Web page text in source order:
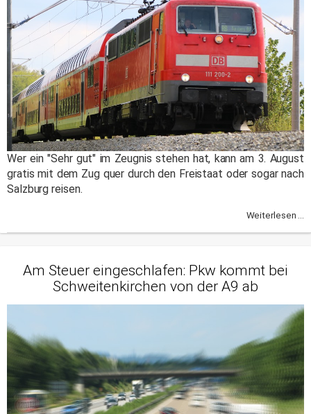
Wer ein "Sehr gut" im Zeugnis stehen hat, kann am 3. August
gratis mit dem Zug quer durch den Freistaat oder sogar nach
Salzburg reisen.
Weiterlesen ...
Am Steuer eingeschlafen: Pkw kommt bei
Schweitenkirchen von der A9 ab